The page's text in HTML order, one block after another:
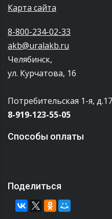
Карта сайта
8-800-234-02-33
akb@uralakb.ru
Челябинск,
ул. Курчатова, 16
Потребительская 1-я, д.17
8-919-123-55-05
Способы оплаты
Поделиться